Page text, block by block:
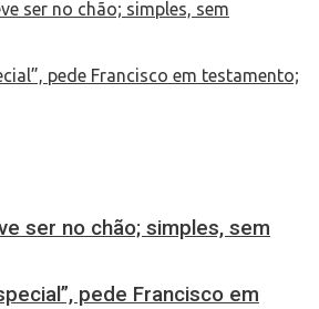
ser no chão; simples, sem
pede Francisco em